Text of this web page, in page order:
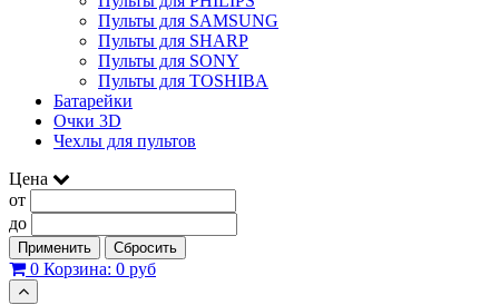
Пульты для SAMSUNG
Пульты для SHARP
Пульты для SONY
Пульты для TOSHIBA
Батарейки
Очки 3D
Чехлы для пультов
Цена
от
до
Применить Сбросить
0 Корзина: 0 руб